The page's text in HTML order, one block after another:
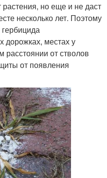
но еще и не даст
несколько лет. Поэтому
дорожках, местах у
расстоянии от стволов
от появления